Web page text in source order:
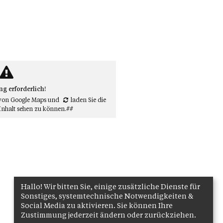
erforderlich!
Google Mapsund
laden Sie die
sehen zu können.##
Hallo! Wir bitten Sie, einige zusätzliche Dienste für
Sonstiges, systemtechnische Notwendigkeiten &
Social Media zu aktivieren. Sie können Ihre
Zustimmung jederzeit ändern oder zurückziehen.